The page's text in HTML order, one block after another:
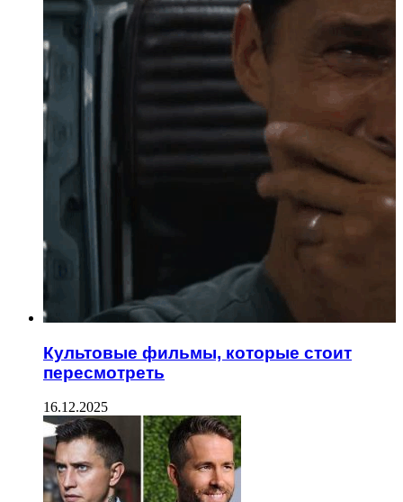
Культовые фильмы, которые стоит
пересмотреть
16.12.2025